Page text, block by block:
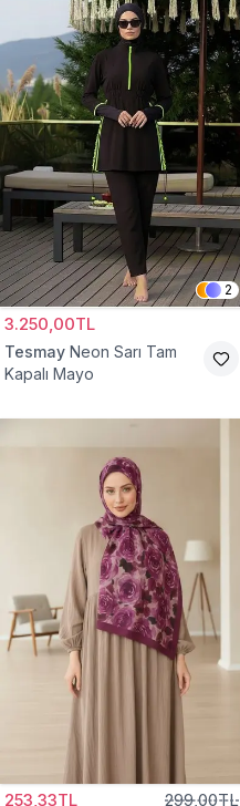
2
3.250,00TL
Tesmay Neon Sarı Tam
Kapalı Mayo
253,33TL 299,00TL